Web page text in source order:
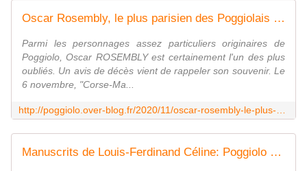
Oscar Rosembly, le plus parisien des Poggiolais - Le blog des Poggiolais
Parmi les personnages assez particuliers originaires de
Poggiolo, Oscar ROSEMBLY est certainement l'un des plus
oubliés. Un avis de décès vient de rappeler son souvenir. Le
6 novembre, "Corse-Ma...
Manuscrits de Louis-Ferdinand Céline: Poggiolo au centre du tsunami - Le blog des Poggiolais